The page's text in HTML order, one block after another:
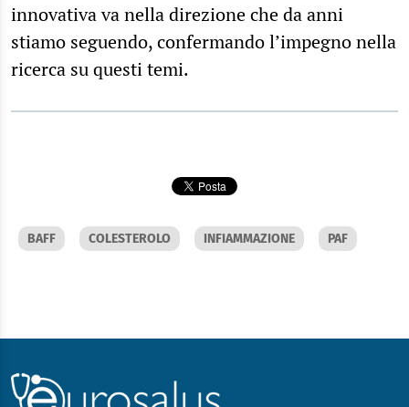
innovativa va nella direzione che da anni
stiamo seguendo, confermando l’impegno nella
ricerca su questi temi.
BAFF COLESTEROLO INFIAMMAZIONE PAF